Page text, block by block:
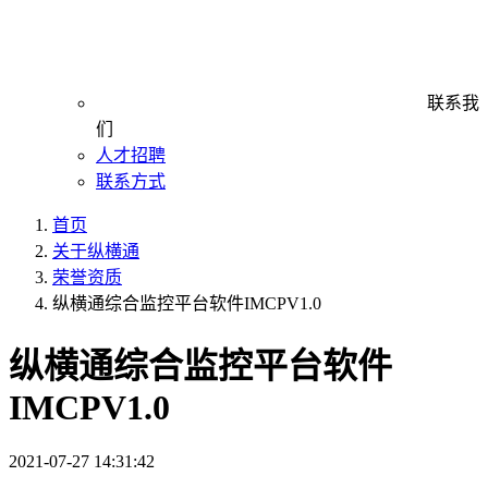
联系我
们
人才招聘
联系方式
首页
关于纵横通
荣誉资质
纵横通综合监控平台软件IMCPV1.0
纵横通综合监控平台软件
IMCPV1.0
2021-07-27 14:31:42